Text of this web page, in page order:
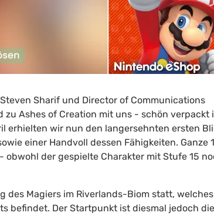
Steven Sharif und Director of Communications
Ashes of Creation mit uns - schön verpackt
erhielten wir nun den langersehnten ersten
einer Handvoll dessen Fähigkeiten. Ganze
der gespielte Charakter mit Stufe 15
des Magiers im Riverlands-Biom statt, welches
befindet. Der Startpunkt ist diesmal jedoch